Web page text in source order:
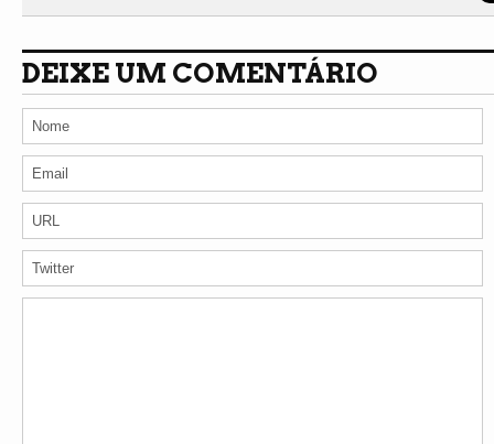
DEIXE UM COMENTÁRIO